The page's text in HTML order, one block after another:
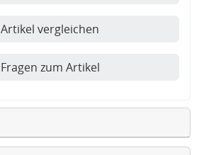
Artikel vergleichen
Fragen zum Artikel